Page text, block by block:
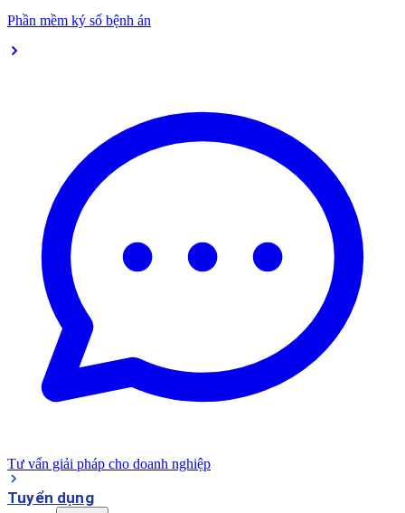
Phần mềm ký số bệnh án
Tư vấn giải pháp cho doanh nghiệp
Tuyển dụng